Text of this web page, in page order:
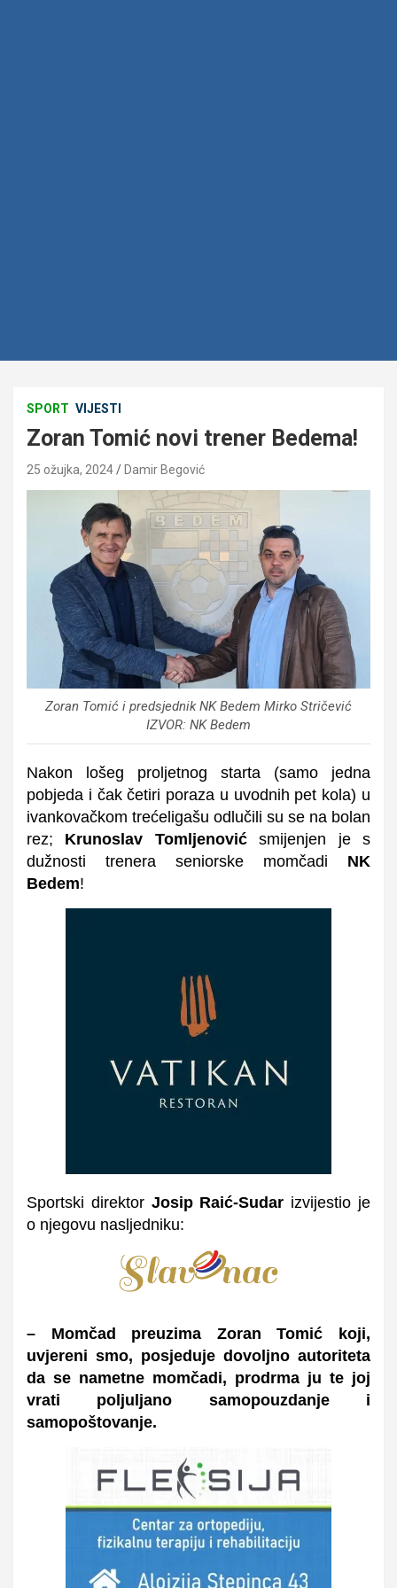
SPORT VIJESTI
Zoran Tomić novi trener Bedema!
25 ožujka, 2024 Damir Begović
Zoran Tomić i predsjednik NK Bedem Mirko Stričević
IZVOR: NK Bedem
Nakon lošeg proljetnog starta (samo jedna
pobjeda i čak četiri poraza u uvodnih pet kola) u
ivankovačkom trećeligašu odlučili su se na bolan
rez; Krunoslav Tomljenovićsmijenjen je s
dužnosti trenera seniorske momčadi NK
Bedem!
Sportski direktor Josip Raić-Sudar izvijestio je
o njegovu nasljedniku:
– Momčad preuzima Zoran Tomić koji,
uvjereni smo, posjeduje dovoljno autoriteta
da se nametne momčadi, prodrma ju te joj
vrati poljuljano samopouzdanje i
samopoštovanje.